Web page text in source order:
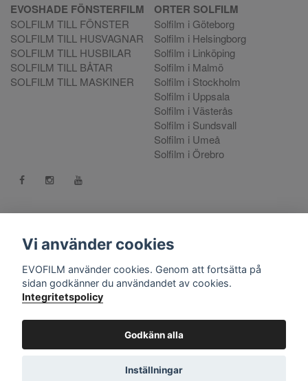
EVOSHADE FÖNSTERFILM
SOLFILM TILL FÖNSTER
SOLFILM TILL HUSVAGNAR
SOLFILM TILL HUSBILAR
SOLFILM TILL BÅTAR
SOLFILM TILL MASKINER
ORTER SOLFILM
Solfilm i Göteborg
Solfilm i Helsingborg
Solfilm i Linköping
Solfilm i Malmö
Solfilm i Stockholm
Solfilm i Uppsala
Solfilm i Västerås
Solfilm i Sundsvall
Solfilm i Umeå
Solfilm i Örebro
Kontakt:mejla oss. Vill du göra en reklamation använd vår
28 Helsingborg.
© Copyright 2026 EVOFILM Sverige. EVOFILM® EVOGEL®
and EVOBRITE® are registered trademarks. All violations of our
intellectual property rights are prosecuted. All other brands,
logos and trademarks belong to their respective owners. All
for identification purposes only.
Vi använder cookies
EVOFILM använder cookies. Genom att fortsätta på
sidan godkänner du användandet av cookies.
Integritetspolicy
Godkänn alla
Inställningar